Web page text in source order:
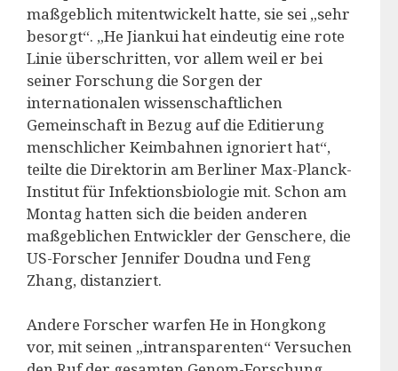
maßgeblich mitentwickelt hatte, sie sei „sehr
besorgt“. „He Jiankui hat eindeutig eine rote
Linie überschritten, vor allem weil er bei
seiner Forschung die Sorgen der
internationalen wissenschaftlichen
Gemeinschaft in Bezug auf die Editierung
menschlicher Keimbahnen ignoriert hat“,
teilte die Direktorin am Berliner Max-Planck-
Institut für Infektionsbiologie mit. Schon am
Montag hatten sich die beiden anderen
maßgeblichen Entwickler der Genschere, die
US-Forscher Jennifer Doudna und Feng
Zhang, distanziert.
Andere Forscher warfen He in Hongkong
vor, mit seinen „intransparenten“ Versuchen